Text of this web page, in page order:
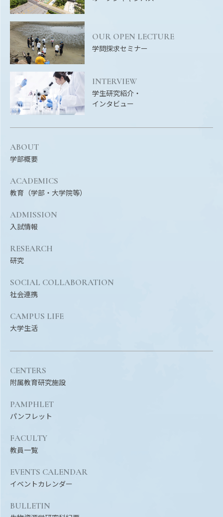
OUR OPEN LECTURE
学問探求セミナー
INTERVIEW
学生研究紹介・
インタビュー
ABOUT
学部概要
ACADEMICS
教育（学部・大学院等）
ADMISSION
入試情報
RESEARCH
研究
SOCIAL COLLABORATION
社会連携
CAMPUS LIFE
大学生活
CENTERS
附属教育研究施設
PAMPHLET
パンフレット
FACULTY
教員一覧
EVENTS CALENDAR
イベントカレンダー
BULLETIN